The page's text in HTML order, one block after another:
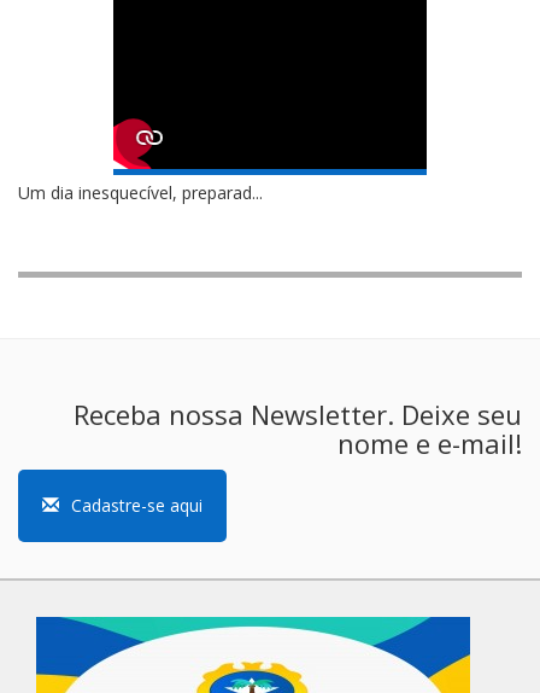
Um dia inesquecível, preparad...
Receba nossa Newsletter. Deixe seu
nome e e-mail!
Cadastre-se aqui